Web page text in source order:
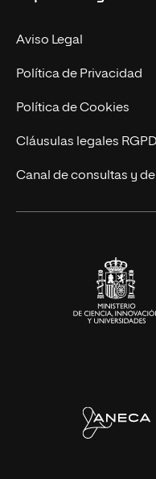
Experto Universitario
Postgrados
Cursos Universitarios
Nuestro Equipo
Trabaja en UNIR
Actualidad
UNIR Revista
Eventos
Aviso Legal
Política de Privacidad
Política de Cookies
Cláusulas legales RGPD
Canal de consultas y